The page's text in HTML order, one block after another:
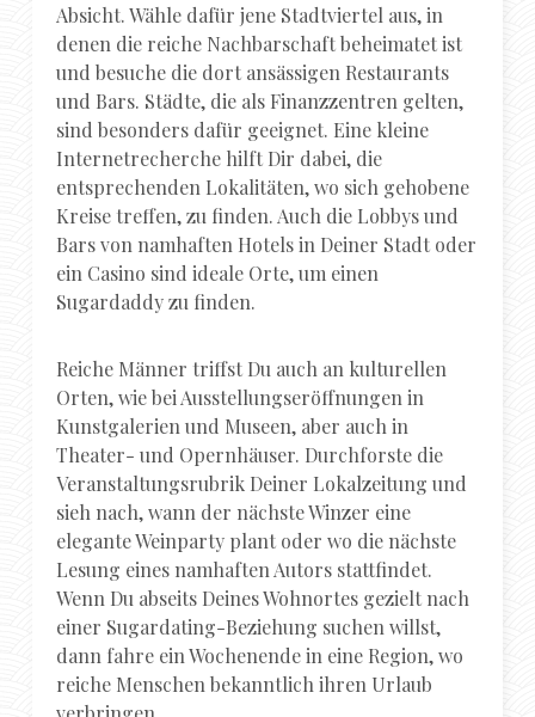
Absicht. Wähle dafür jene Stadtviertel aus, in
denen die reiche Nachbarschaft beheimatet ist
und besuche die dort ansässigen Restaurants
und Bars. Städte, die als Finanzzentren gelten,
sind besonders dafür geeignet. Eine kleine
Internetrecherche hilft Dir dabei, die
entsprechenden Lokalitäten, wo sich gehobene
Kreise treffen, zu finden. Auch die Lobbys und
Bars von namhaften Hotels in Deiner Stadt oder
ein Casino sind ideale Orte, um einen
Sugardaddy zu finden.
Reiche Männer triffst Du auch an kulturellen
Orten, wie bei Ausstellungseröffnungen in
Kunstgalerien und Museen, aber auch in
Theater- und Opernhäuser. Durchforste die
Veranstaltungsrubrik Deiner Lokalzeitung und
sieh nach, wann der nächste Winzer eine
elegante Weinparty plant oder wo die nächste
Lesung eines namhaften Autors stattfindet.
Wenn Du abseits Deines Wohnortes gezielt nach
einer Sugardating-Beziehung suchen willst,
dann fahre ein Wochenende in eine Region, wo
reiche Menschen bekanntlich ihren Urlaub